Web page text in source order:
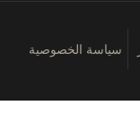
سياسة الخصوصية